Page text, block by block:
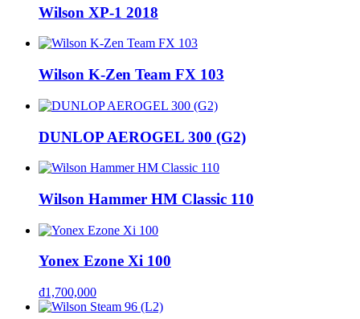
Wilson XP-1 2018
Wilson K-Zen Team FX 103
DUNLOP AEROGEL 300 (G2)
Wilson Hammer HM Classic 110
Yonex Ezone Xi 100
₫1,700,000